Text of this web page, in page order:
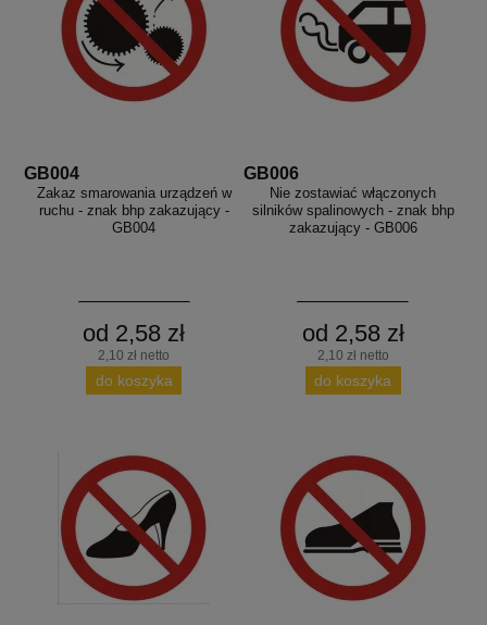
GB004
Zakaz smarowania urządzeń w
ruchu - znak bhp zakazujący -
GB004
od 2,58 zł
2,10 zł netto
do koszyka
GB006
Nie zostawiać włączonych
silników spalinowych - znak bhp
zakazujący - GB006
od 2,58 zł
2,10 zł netto
do koszyka